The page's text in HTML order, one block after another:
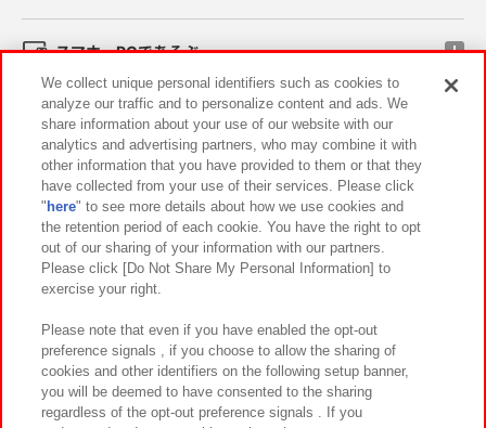
スマホ・PCであそぶ
イベント・キャンペーン
関連会社 サステナビリティ サイトポリシー
プライバシーポリシー ウェブアクセシビリティ方針と検証結果
お取引先さまとともに
カスタマーハラスメント対応方針 よくあるご質問・お問い合わせ
We collect unique personal identifiers such as cookies to
analyze our traffic and to personalize content and ads. We
share information about your use of our website with our
analytics and advertising partners, who may combine it with
other information that you have provided to them or that they
have collected from your use of their services. Please click
" here" to see more details about how we use cookies and
the retention period of each cookie. You have the right to opt
out of our sharing of your information with our partners.
Please click [Do Not Share My Personal Information] to
exercise your right.
Please note that even if you have enabled the opt-out
preference signals , if you choose to allow the sharing of
cookies and other identifiers on the following setup banner,
you will be deemed to have consented to the sharing
regardless of the opt-out preference signals . If you